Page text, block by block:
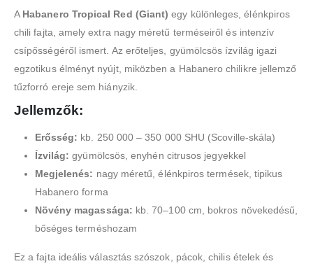
A Habanero Tropical Red (Giant) egy különleges, élénkpiros
chili fajta, amely extra nagy méretű terméseiről és intenzív
csípősségéről ismert. Az erőteljes, gyümölcsös ízvilág igazi
egzotikus élményt nyújt, miközben a Habanero chilikre jellemző
tűzforró ereje sem hiányzik.
Jellemzők:
Erősség: kb. 250 000 – 350 000 SHU (Scoville-skála)
Ízvilág: gyümölcsös, enyhén citrusos jegyekkel
Megjelenés: nagy méretű, élénkpiros termések, tipikus
Habanero forma
Növény magassága: kb. 70–100 cm, bokros növekedésű,
bőséges terméshozam
Ez a fajta ideális választás szószok, pácok, chilis ételek és